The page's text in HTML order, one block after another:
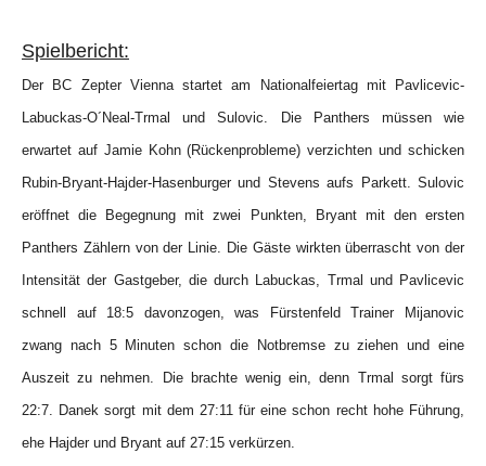
Spielbericht:
Der BC Zepter Vienna startet am Nationalfeiertag mit Pavlicevic-
Labuckas-O´Neal-Trmal und Sulovic. Die Panthers müssen wie
erwartet auf Jamie Kohn (Rückenprobleme) verzichten und schicken
Rubin-Bryant-Hajder-Hasenburger und Stevens aufs Parkett. Sulovic
eröffnet die Begegnung mit zwei Punkten, Bryant mit den ersten
Panthers Zählern von der Linie. Die Gäste wirkten überrascht von der
Intensität der Gastgeber, die durch Labuckas, Trmal und Pavlicevic
schnell auf 18:5 davonzogen, was Fürstenfeld Trainer Mijanovic
zwang nach 5 Minuten schon die Notbremse zu ziehen und eine
Auszeit zu nehmen. Die brachte wenig ein, denn Trmal sorgt fürs
22:7. Danek sorgt mit dem 27:11 für eine schon recht hohe Führung,
ehe Hajder und Bryant auf 27:15 verkürzen.